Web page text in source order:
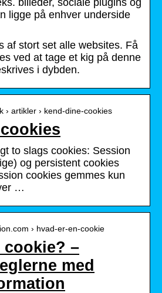
ligge på enhver underside
af stort set alle websites. Få
ved at tage et kig på denne
i dybden.
› artikler › kend-dine-cookies
to slags cookies: Session
og persistent cookies
cookies gemmes kun
…
› hvad-er-en-cookie
cookie? –
med